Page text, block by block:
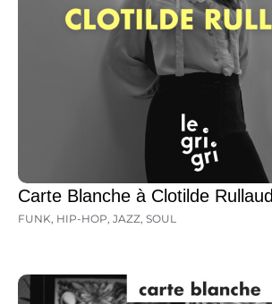
Carte Blanche à Clotilde Rullaud
FUNK, HIP-HOP, JAZZ, SOUL